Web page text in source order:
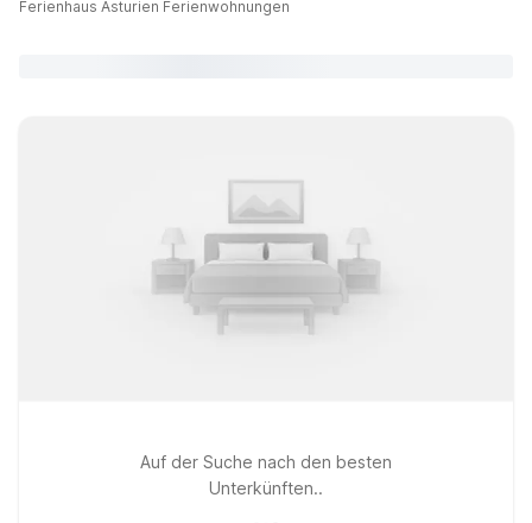
Ferienhaus Asturien Ferienwohnungen
Auf der Suche nach den besten
Unterkünften..